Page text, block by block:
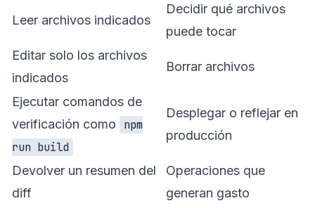
Leer archivos indicados
Decidir qué archivos
puede tocar
Editar solo los archivos
indicados
Borrar archivos
Ejecutar comandos de
verificación como
npm
run build
Desplegar o reflejar en
producción
Devolver un resumen del
diff
Operaciones que
generan gasto